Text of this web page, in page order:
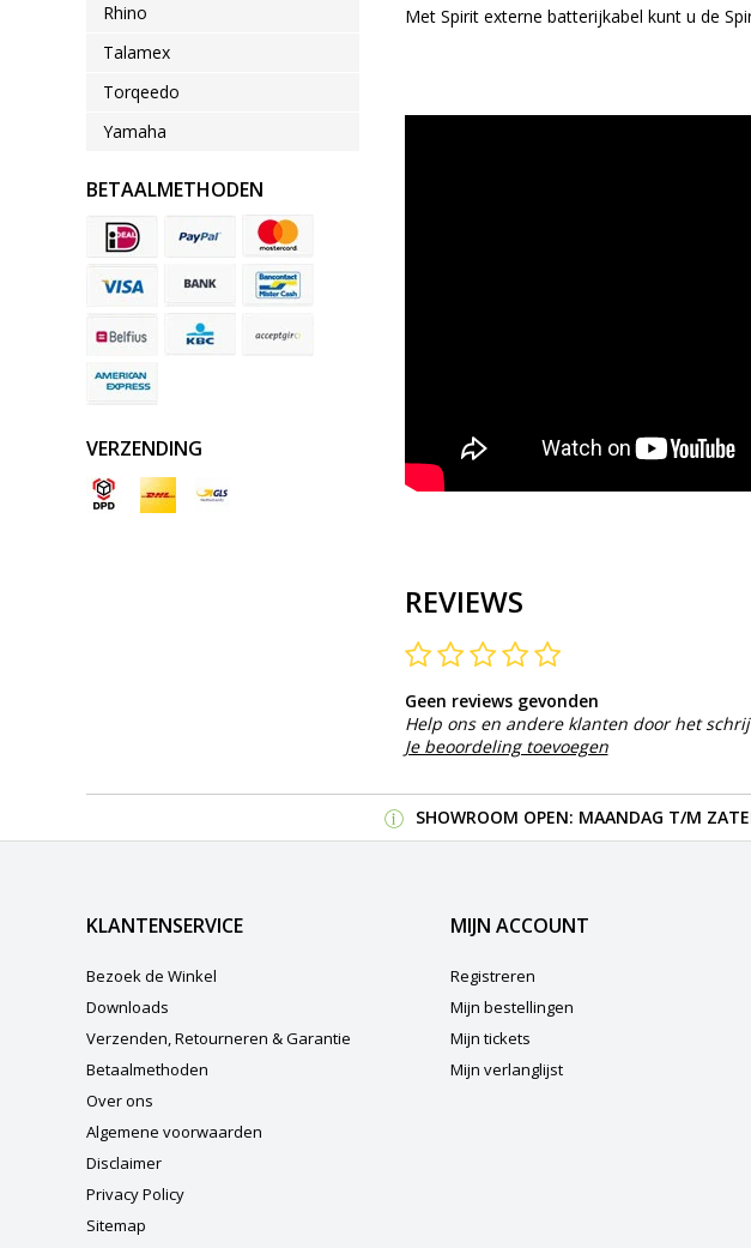
Rhino
Talamex
Torqeedo
Yamaha
BETAALMETHODEN
VERZENDING
Met Spirit externe batterijkabel kunt u de
REVIEWS
Geen reviews gevonden
Help ons en andere klanten door het
Je beoordeling toevoegen
SHOWROOM OPEN: MAANDAG T/M
KLANTENSERVICE
Bezoek de Winkel
Downloads
Verzenden, Retourneren & Garantie
Betaalmethoden
Over ons
Algemene voorwaarden
Disclaimer
Privacy Policy
Sitemap
MIJN ACCOUNT
Registreren
Mijn bestellingen
Mijn tickets
Mijn verlanglijst